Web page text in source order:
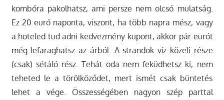
kombóra pakolhatsz, ami persze nem olcsó mulatság.
Ez 20 euró naponta, viszont, ha több napra mész, vagy
a hoteled tud adni kedvezmény kupont, akkor pár eurót
még lefaraghatsz az árból. A strandok víz közeli része
(csak) sétáló rész. Tehát oda nem feküdhetsz ki, nem
teheted le a törölköződet, mert ismét csak büntetés
lehet a vége. Összességében nagyon szép parttal